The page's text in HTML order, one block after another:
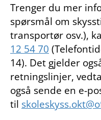
Trenger du mer
spørsmål om
transportør osv.),
12 54 70
14). Det gjelder
retningslinjer,
også sende en e-
til